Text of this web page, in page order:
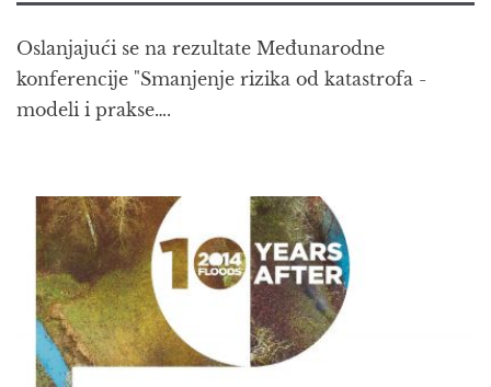
Oslanjajući se na rezultate Međunarodne
konferencije "Smanjenje rizika od katastrofa -
modeli i prakse….